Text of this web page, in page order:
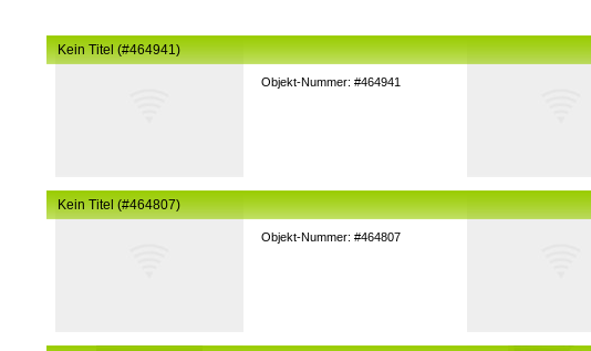
Objekt-Nummer: #464941
Kein Titel (#464941)
Objekt-Nummer: #464807
Kein Titel (#464807)